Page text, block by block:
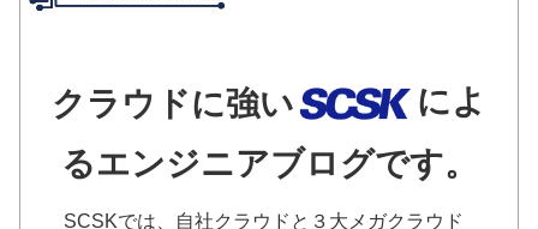
クラウドに強い
によ
るエンジニアブログです。
SCSKでは、自社クラウドと３大メガクラウド